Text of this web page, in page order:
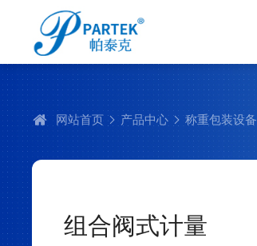
网站首页 产品中心 称重包装设备
组合阀式计量